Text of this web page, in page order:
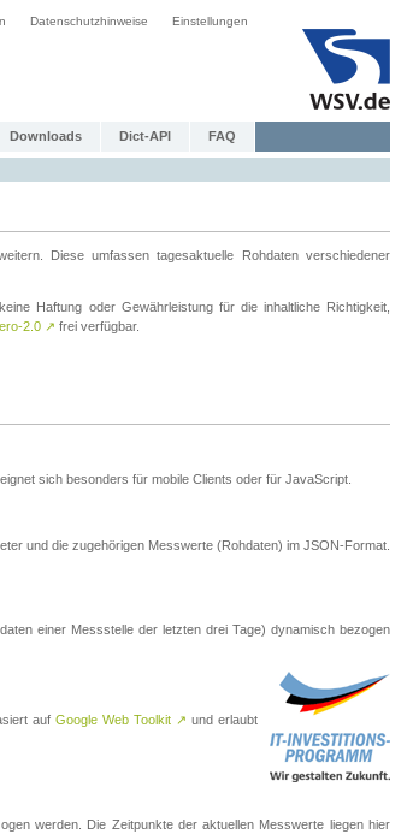
Datenschutzhinweise Einstellungen
Downloads Dict-API FAQ
Diese umfassen tagesaktuelle Rohdaten verschiedener
Haftung oder Gewährleistung für die inhaltliche Richtigkeit,
2.0 ↗ frei verfügbar.
sich besonders für mobile Clients oder für JavaScript.
und die zugehörigen Messwerte (Rohdaten) im JSON-Format.
einer Messstelle der letzten drei Tage) dynamisch bezogen
auf Google Web Toolkit ↗ und erlaubt
werden. Die Zeitpunkte der aktuellen Messwerte liegen hier